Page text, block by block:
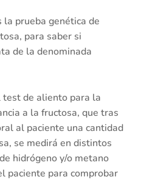
prueba genética de
para saber si
de la denominada
de aliento para la
a la fructosa, que tras
al paciente una cantidad
se medirá en distintos
hidrógeno y/o metano
paciente para comprobar